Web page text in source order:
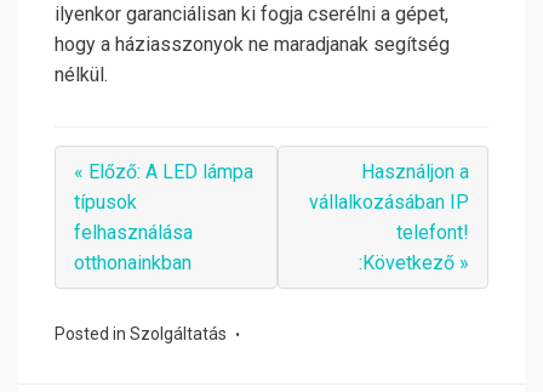
ilyenkor garanciálisan ki fogja cserélni a gépet,
hogy a háziasszonyok ne maradjanak segítség
nélkül.
« Előző: A LED lámpa
típusok
felhasználása
otthonainkban
Használjon a
vállalkozásában IP
telefont!
:Következő »
Posted in Szolgáltatás